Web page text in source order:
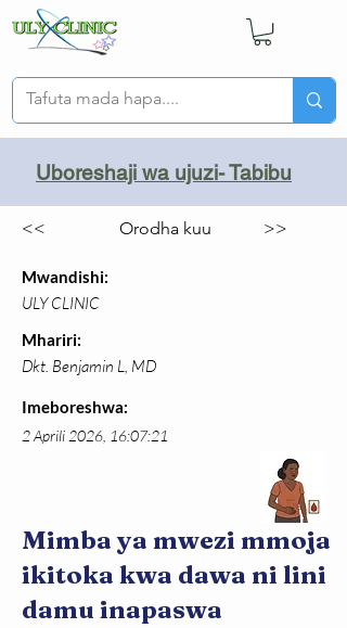
Uboreshaji wa ujuzi- Tabibu
<< Orodha kuu >>
Mwandishi:
ULY CLINIC
Mhariri:
Dkt. Benjamin L, MD
Imeboreshwa:
2 Aprili 2026, 16:07:21
Mimba ya mwezi mmoja
ikitoka kwa dawa ni lini
damu inapaswa